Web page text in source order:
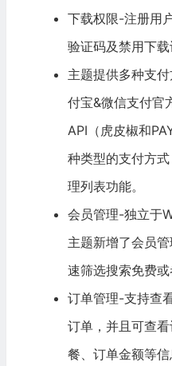
下载权限-注册用
验证码及禁用下载
主题提供多种支
付宝&微信支付官
API（虎皮椒和
种类型的支付方
理列表功能。
会员管理-独立于
主题新增了会员
速筛选搜索免费或
订单管理-支持查
订单，并且可查
餐、订单金额等信